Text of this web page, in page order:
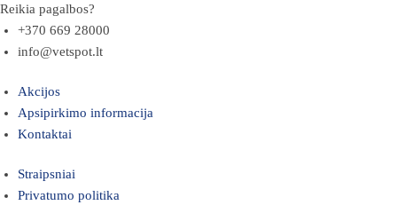
Reikia pagalbos?
+370 669 28000
info@vetspot.lt
Akcijos
Apsipirkimo informacija
Kontaktai
Straipsniai
Privatumo politika